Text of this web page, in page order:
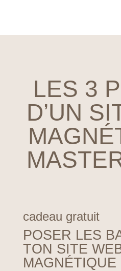
LES 3
D’UN
cadeau gratuit
POSER LES
TON SITE
MAGNÉTIQUE